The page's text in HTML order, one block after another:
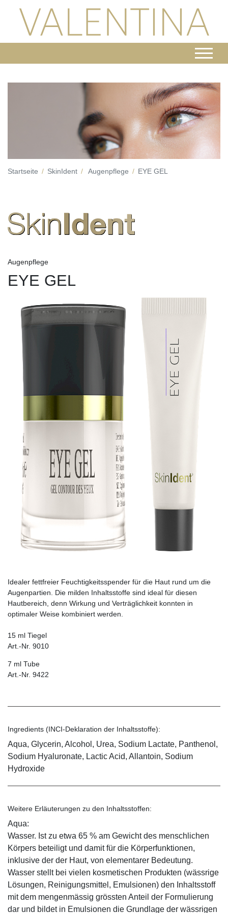
Startseite SkinIdent Augenpflege EYE GEL
Augenpflege
EYE GEL
Idealer fettfreier Feuchtigkeitsspender für die Haut rund um die
Augenpartien. Die milden Inhaltsstoffe sind ideal für diesen
Hautbereich, denn Wirkung und Verträglichkeit konnten in
optimaler Weise kombiniert werden.
15 ml Tiegel
Art.-Nr. 9010
7 ml Tube
Art.-Nr. 9422
Ingredients (INCI-Deklaration der Inhaltsstoffe):
Aqua, Glycerin, Alcohol, Urea, Sodium Lactate, Panthenol,
Sodium Hyaluronate, Lactic Acid, Allantoin, Sodium
Hydroxide
Weitere Erläuterungen zu den Inhaltsstoffen:
Aqua:
Wasser. Ist zu etwa 65 % am Gewicht des menschlichen
Körpers beteiligt und damit für die Körperfunktionen,
inklusive der der Haut, von elementarer Bedeutung.
Wasser stellt bei vielen kosmetischen Produkten (wässrige
Lösungen, Reinigungsmittel, Emulsionen) den Inhaltsstoff
mit dem mengenmässig grössten Anteil der Formulierung
dar und bildet in Emulsionen die Grundlage der wässrigen